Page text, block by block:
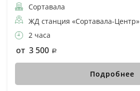
Сортавала
ЖД станция «Сортавала-Центр»
2 часа
от 3 500
Подробнее